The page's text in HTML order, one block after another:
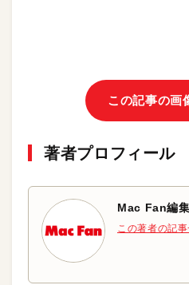
この記事の画
著者プロフィール
Mac Fan編
この著者の記